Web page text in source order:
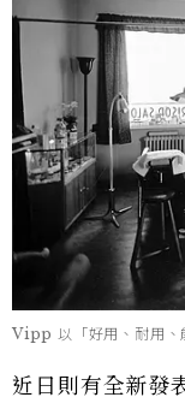
Vipp 以「好用、耐用、
近日則有全新